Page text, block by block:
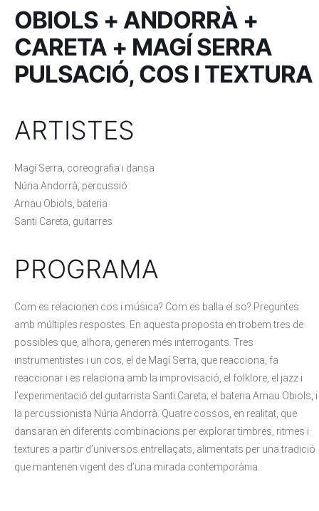
OBIOLS + ANDORRÀ +
CARETA + MAGÍ SERRA
PULSACIÓ, COS I TEXTURA
ARTISTES
Magí Serra, coreografia i dansa
Núria Andorrà, percussió
Arnau Obiols, bateria
Santi Careta, guitarres
PROGRAMA
Com es relacionen cos i música? Com es balla el so? Preguntes
amb múltiples respostes. En aquesta proposta en trobem tres de
possibles que, alhora, generen més interrogants. Tres
instrumentistes i un cos, el de Magí Serra, que reacciona, fa
reaccionar i es relaciona amb la improvisació, el folklore, el jazz i
l’experimentació del guitarrista Santi Careta; el bateria Arnau Obiols, i
la percussionista Núria Andorrà. Quatre cossos, en realitat, que
dansaran en diferents combinacions per explorar timbres, ritmes i
textures a partir d’universos entrellaçats, alimentats per una tradició
que mantenen vigent des d’una mirada contemporània.